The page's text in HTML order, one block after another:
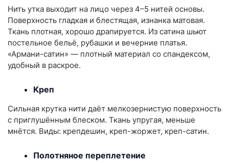
Нить утка выходит на лицо через 4–5 нитей основы.
Поверхность гладкая и блестящая, изнанка матовая.
Ткань плотная, хорошо драпируется. Из сатина шьют
постельное бельё, рубашки и вечерние платья.
«Армани-сатин» — плотный материал со спандексом,
удобный в раскрое.
Креп
Сильная крутка нити даёт мелкозернистую поверхность
с приглушённым блеском. Ткань упругая, меньше
мнётся. Виды: крепдешин, креп-жоржет, креп-сатин.
Полотняное переплетение